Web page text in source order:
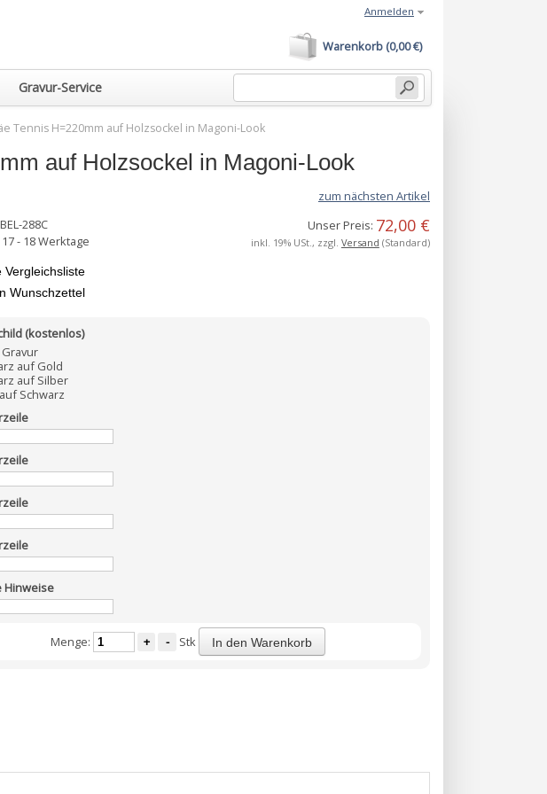
Gravur-Service
Warenkorb (0,00 €)
Anmelden
Tennis H=220mm auf Holzsockel in Magoni-Look
auf Holzsockel in Magoni-Look
zum nächsten Artikel
BEL-288C
17 - 18 Werktage
Vergleichsliste
Wunschzettel
Unser Preis: 72,00 €
inkl. 19% USt., zzgl. Versand (Standard)
(kostenlos)
auf Gold
auf Silber
Schwarz
Hinweise
Menge: + - Stk In den Warenkorb